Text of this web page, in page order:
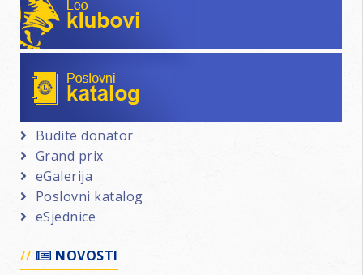
Budite donator
Grand prix
eGalerija
Poslovni katalog
eSjednice
NOVOSTI